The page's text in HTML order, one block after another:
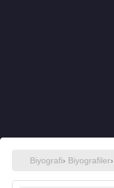
Biyografi› Biyografiler›